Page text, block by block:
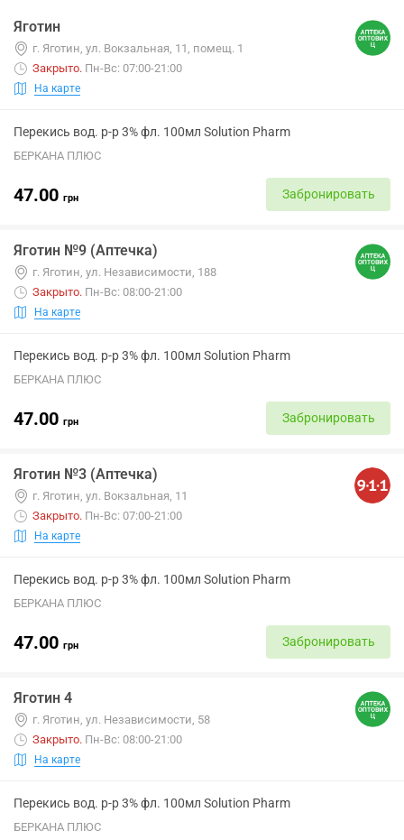
Яготин
г. Яготин, ул. Вокзальная, 11, помещ. 1
Закрыто. Пн-Вс: 07:00-21:00
На карте
Перекись вод. р-р 3% фл. 100мл Solution Pharm
БЕРКАНА ПЛЮС
47.00 грн Забронировать
Яготин №9 (Аптечка)
г. Яготин, ул. Независимости, 188
Закрыто. Пн-Вс: 08:00-21:00
На карте
Перекись вод. р-р 3% фл. 100мл Solution Pharm
БЕРКАНА ПЛЮС
47.00 грн Забронировать
Яготин №3 (Аптечка)
г. Яготин, ул. Вокзальная, 11
Закрыто. Пн-Вс: 07:00-21:00
На карте
Перекись вод. р-р 3% фл. 100мл Solution Pharm
БЕРКАНА ПЛЮС
47.00 грн Забронировать
Яготин 4
г. Яготин, ул. Независимости, 58
Закрыто. Пн-Вс: 08:00-21:00
На карте
Перекись вод. р-р 3% фл. 100мл Solution Pharm
БЕРКАНА ПЛЮС